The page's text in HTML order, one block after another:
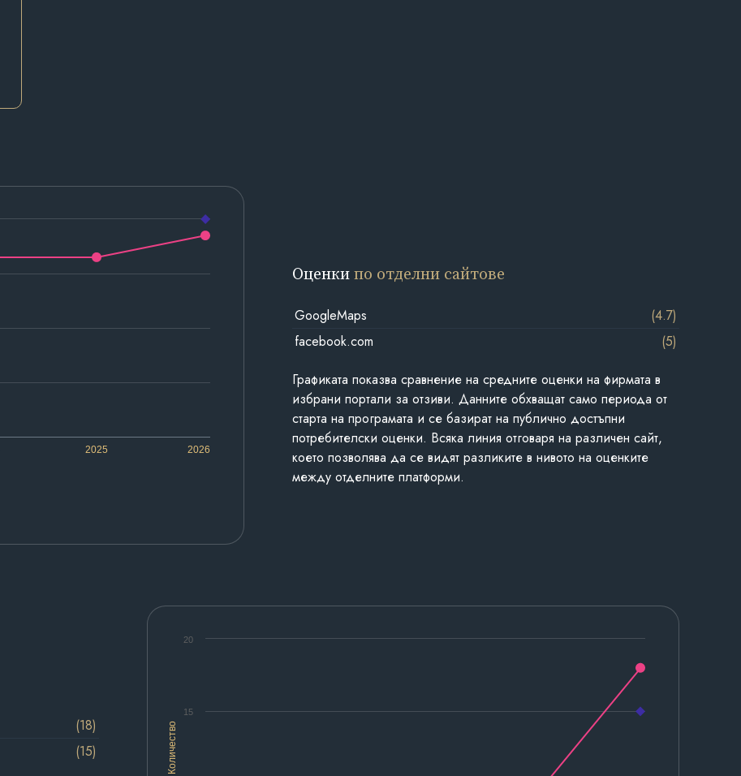
2025 2026
Оценкипо отделни сайтове
GoogleMaps
(4.7)
facebook.com
(5)
Графиката показва сравнение на средните оценки на фирмата в
избрани портали за отзиви. Данните обхващат само периода от
старта на програмата и се базират на публично достъпни
потребителски оценки. Всяка линия отговаря на различен сайт,
което позволява да се видят разликите в нивото на оценките
между отделните платформи.
Количество
20
15
(18)
(15)